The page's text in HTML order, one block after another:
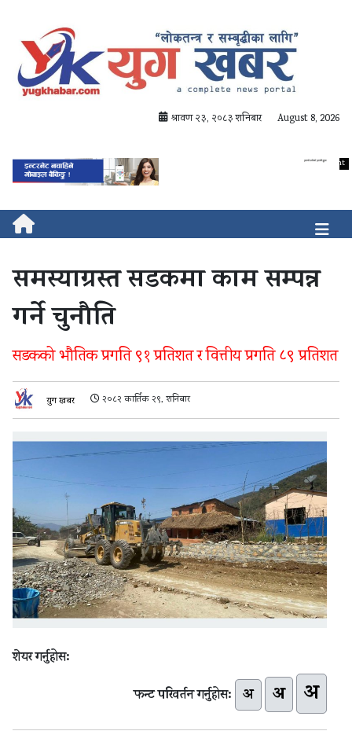
श्रावण २३, २०८३ शनिबार August 8, 2026
समस्याग्रस्त सडकमा काम सम्पन्न
गर्ने चुनौति
सडकको भौतिक प्रगति ९१ प्रतिशत र वित्तीय प्रगति ८९ प्रतिशत
युग खबर २०८२ कार्तिक २९, शनिबार
शेयर गर्नुहोस:
फन्ट परिवर्तन गर्नुहोस: अ अ अ